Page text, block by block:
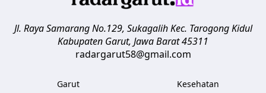
Jl. Raya Samarang No.129, Sukagalih Kec. Tarogong Kidul
Kabupaten Garut, Jawa Barat45311
radargarut58@gmail.com
Garut
Kesehatan